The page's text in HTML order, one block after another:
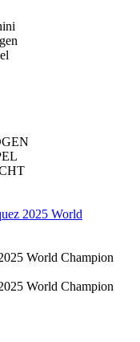
2025 World
World Champion
World Champion